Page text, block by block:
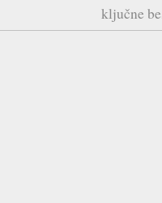
ključne